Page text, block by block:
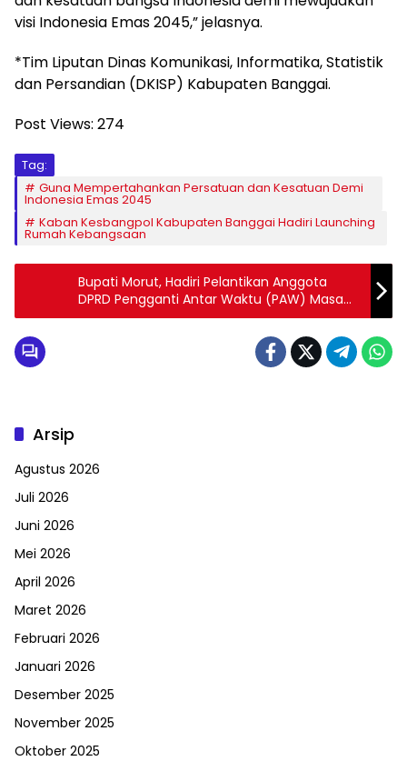
visi Indonesia Emas 2045,” jelasnya.
*Tim Liputan Dinas Komunikasi, Informatika, Statistik
dan Persandian (DKISP) Kabupaten Banggai.
Post Views: 274
Tag:
Guna Mempertahankan Persatuan dan Kesatuan Demi
Indonesia Emas 2045
Kaban Kesbangpol Kabupaten Banggai Hadiri Launching
Rumah Kebangsaan
Bupati Morut, Hadiri Pelantikan Anggota
DPRD Pengganti Antar Waktu (PAW) Masa
Bakti Tahun 2019-2024
Arsip
Agustus 2026
Juli 2026
Juni 2026
Mei 2026
April 2026
Maret 2026
Februari 2026
Januari 2026
Desember 2025
November 2025
Oktober 2025